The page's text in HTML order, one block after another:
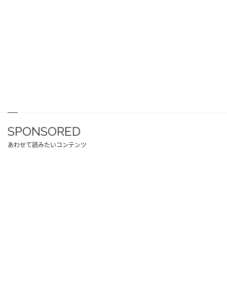
SPONSORED
あわせて読みたいコンテンツ